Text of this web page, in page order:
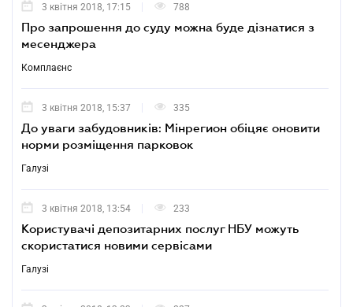
3 квітня 2018, 17:15 788
Про запрошення до суду можна буде дізнатися з
месенджера
Комплаєнс
3 квітня 2018, 15:37 335
До уваги забудовників: Мінрегион обіцяє оновити
норми розміщення парковок
Галузі
3 квітня 2018, 13:54 233
Користувачі депозитарних послуг НБУ можуть
скористатися новими сервісами
Галузі